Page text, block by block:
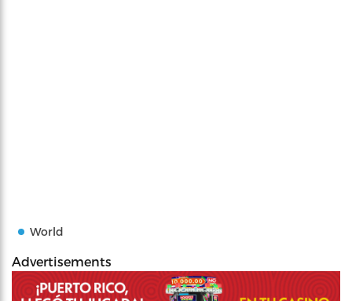
World
Advertisements